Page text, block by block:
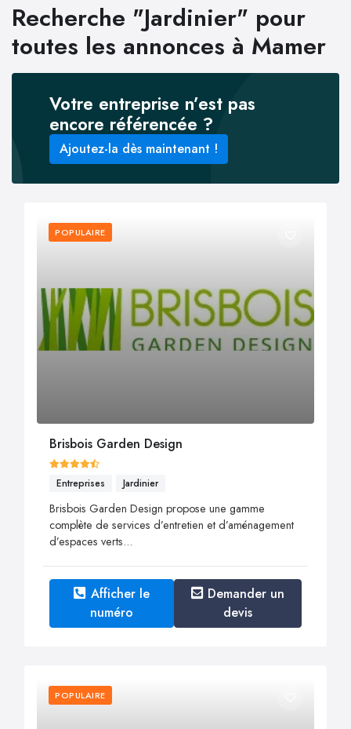
Recherche "Jardinier" pour
toutes les annonces à Mamer
Votre entreprise n’est pas
encore référencée ?
Ajoutez-la dès maintenant !
POPULAIRE
Brisbois Garden Design
Entreprises Jardinier
Brisbois Garden Design propose une gamme
complète de services d’entretien et d’aménagement
d’espaces verts...
Afficher le
numéro
Demander un
devis
POPULAIRE